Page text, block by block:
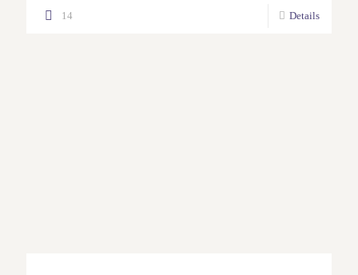
14 Details